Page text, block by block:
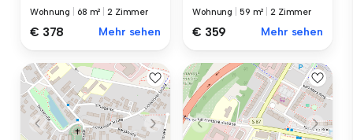
Wohnung 68 m² |2 Zimmer
€ 378 Mehr sehen
Wohnung 59 m² |2 Zimmer
€ 359 Mehr sehen